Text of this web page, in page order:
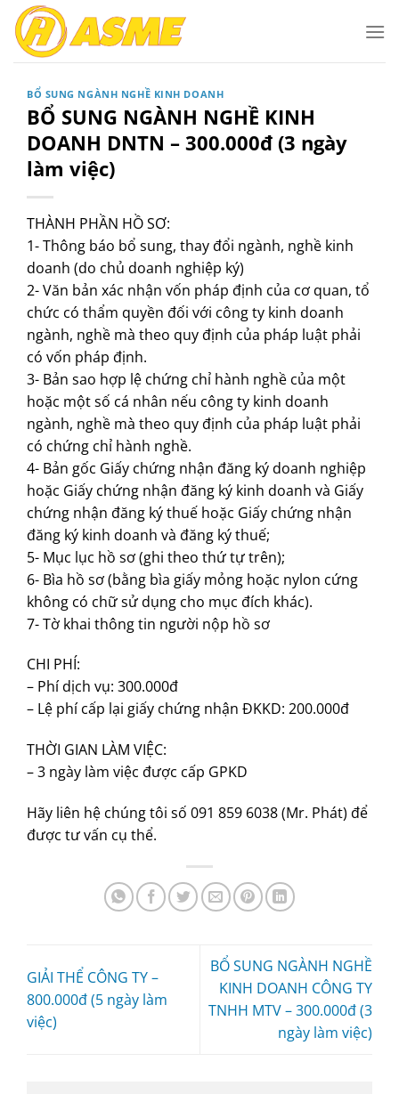
qua
BỔ SUNG NGÀNH NGHỀ KINH DOANH
BỔ SUNG NGÀNH NGHỀ KINH
DOANH DNTN – 300.000đ (3 ngày
làm việc)
THÀNH PHẦN HỒ SƠ:
1- Thông báo bổ sung, thay đổi ngành, nghề kinh
doanh (do chủ doanh nghiệp ký)
2- Văn bản xác nhận vốn pháp định của cơ quan, tổ
chức có thẩm quyền đối với công ty kinh doanh
ngành, nghề mà theo quy định của pháp luật phải
có vốn pháp định.
3- Bản sao hợp lệ chứng chỉ hành nghề của một
hoặc một số cá nhân nếu công ty kinh doanh
ngành, nghề mà theo quy định của pháp luật phải
có chứng chỉ hành nghề.
4- Bản gốc Giấy chứng nhận đăng ký doanh nghiệp
hoặc Giấy chứng nhận đăng ký kinh doanh và Giấy
chứng nhận đăng ký thuế hoặc Giấy chứng nhận
đăng ký kinh doanh và đăng ký thuế;
5- Mục lục hồ sơ (ghi theo thứ tự trên);
6- Bìa hồ sơ (bằng bìa giấy mỏng hoặc nylon cứng
không có chữ sử dụng cho mục đích khác).
7- Tờ khai thông tin người nộp hồ sơ
CHI PHÍ:
– Phí dịch vụ: 300.000đ
– Lệ phí cấp lại giấy chứng nhận ĐKKD: 200.000đ
THỜI GIAN LÀM VIỆC:
– 3 ngày làm việc được cấp GPKD
Hãy liên hệ chúng tôi số 091 859 6038 (Mr. Phát) để
được tư vấn cụ thể.
GIẢI THỂ CÔNG TY –
800.000đ (5 ngày làm
việc)
BỔ SUNG NGÀNH NGHỀ
KINH DOANH CÔNG TY
TNHH MTV – 300.000đ (3
ngày làm việc)